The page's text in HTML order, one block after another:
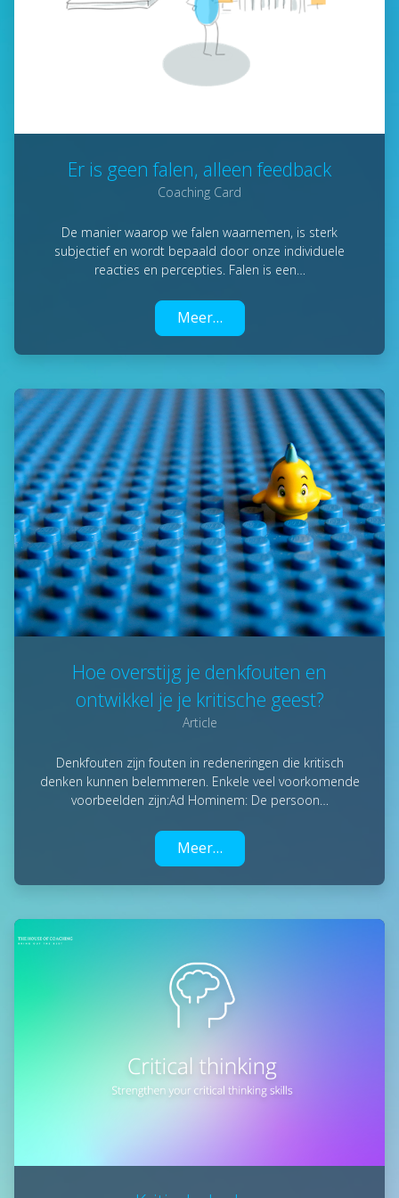
Er is geen falen, alleen feedback
Coaching Card
De manier waarop we falen waarnemen, is sterk
subjectief en wordt bepaald door onze individuele
reacties en percepties. Falen is een…
Meer…
Hoe overstijg je denkfouten en
ontwikkel je je kritische geest?
Article
Denkfouten zijn fouten in redeneringen die kritisch
denken kunnen belemmeren. Enkele veel voorkomende
voorbeelden zijn:Ad Hominem: De persoon…
Meer…